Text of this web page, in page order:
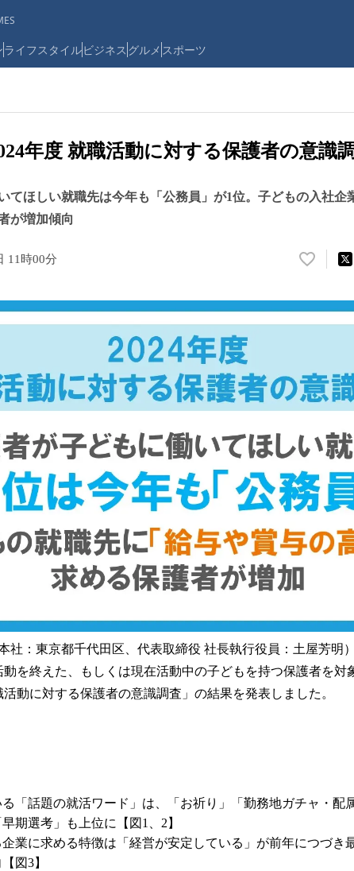
ライフスタイルビジネス グルメ スポーツ
年度 就職活動に対する保護者の意識
てほしい就職先は今年も「公務員」が1位。子どもの入社企
が増加傾向
11時00分
い
ね
！
み
込
中
で
社：東京都千代田区、代表取締役 社長執行役員：土屋芳明
を終えた、もしくは現在活動中の子どもを持つ保護者を対
動に対する保護者の意識調査」の結果を発表しました。
「話題の就活ワード」は、「お祈り」「勤務地ガチャ・配
期選考」も上位に【図1、2】
業に求める特徴は「経営が安定している」が前年につづき
図3】